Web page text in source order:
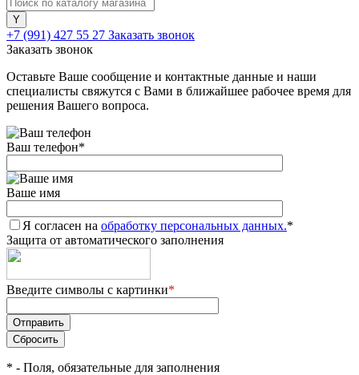
+7 (991) 427 55 27 Заказать звонок
Заказать звонок
Оставьте Ваше сообщение и контактные данные и наши
специалисты свяжутся с Вами в ближайшее рабочее время для
решения Вашего вопроса.
Ваш телефон*
Ваше имя
Я согласен на обработку персональных данных.*
Защита от автоматического заполнения
Введите символы с картинки*
* - Поля, обязательные для заполнения
25%
Добавляйте товары
в корзину
Оплачивайте сегодня только
25% картой любого банка
Получайте товар
выбранный способом
Оставшиеся75% будут
списыватьсяс вашей карты
по